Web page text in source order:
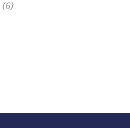
(6)